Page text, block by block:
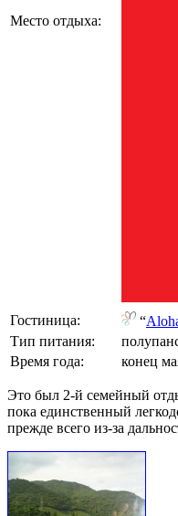
Место отдыха:
Гостиница:
“
Тип питания:
Время года:
конец
Это был 2-й семейный
пока единственный
прежде всего из-за